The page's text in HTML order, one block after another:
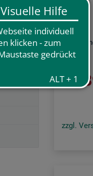
ars nova
ab
zzgl.